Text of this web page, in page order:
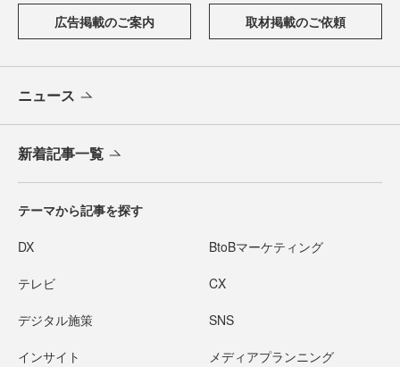
広告掲載のご案内 取材掲載のご依頼
ニュース
新着記事一覧
テーマから記事を探す
DX BtoBマーケティング
テレビ CX
デジタル施策 SNS
インサイト メディアプランニング